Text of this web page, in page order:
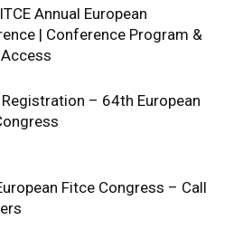
Annual European
| Conference Program &
Registration – 64th European
Fitce Congress – Call